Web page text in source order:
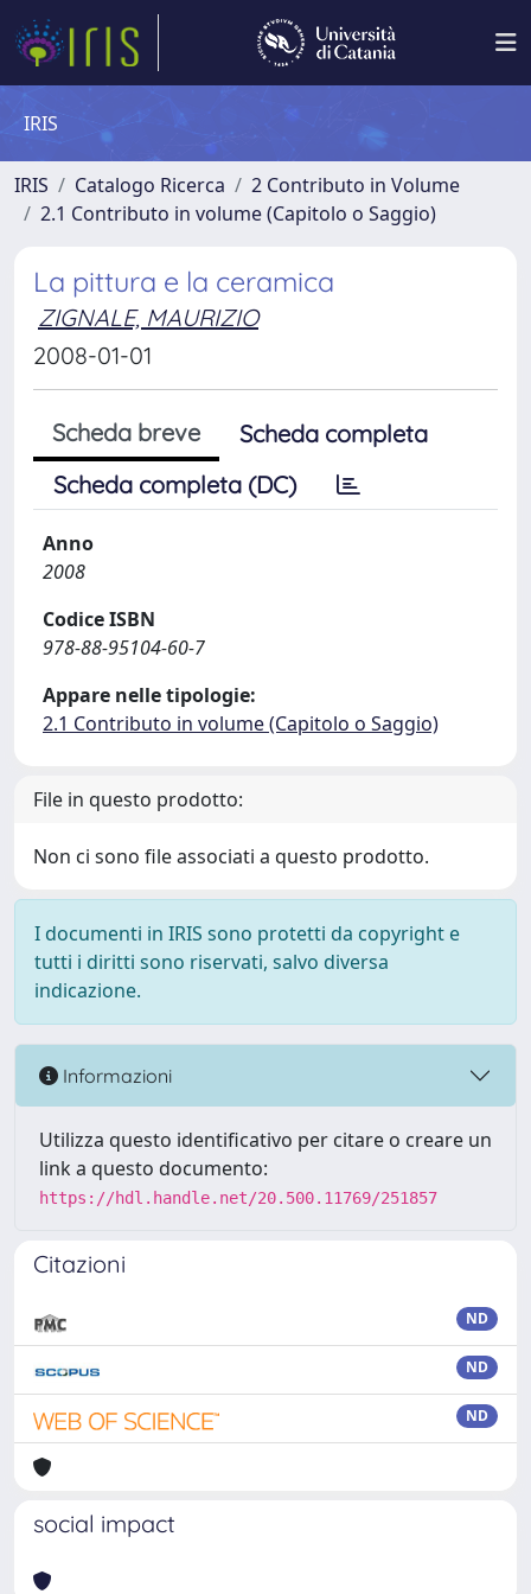
IRIS
IRIS Catalogo Ricerca
2 Contributo in Volume
2.1 Contributo in volume (Capitolo o Saggio)
La pittura e la ceramica
ZIGNALE, MAURIZIO
2008-01-01
Scheda breve
Scheda completa
Scheda completa (DC)
Anno
2008
Codice ISBN
978-88-95104-60-7
Appare nelle tipologie:
2.1 Contributo in volume (Capitolo o Saggio)
File in questo prodotto:
Non ci sono file associati a questo prodotto.
I documenti in IRIS sono protetti da copyright e
tutti i diritti sono riservati, salvo diversa
indicazione.
Informazioni
Utilizza questo identificativo per citare o creare un
link a questo documento:
https://hdl.handle.net/20.500.11769/251857
Citazioni
ND
ND
ND
social impact